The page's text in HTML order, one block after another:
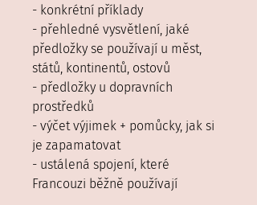
- konkrétní příklady
- přehledné vysvětlení, jaké
předložky se používají u měst,
států, kontinentů, ostovů
- předložky u dopravních
prostředků
- výčet výjimek + pomůcky, jak si
je zapamatovat
- ustálená spojení, které
Francouzi běžně používají